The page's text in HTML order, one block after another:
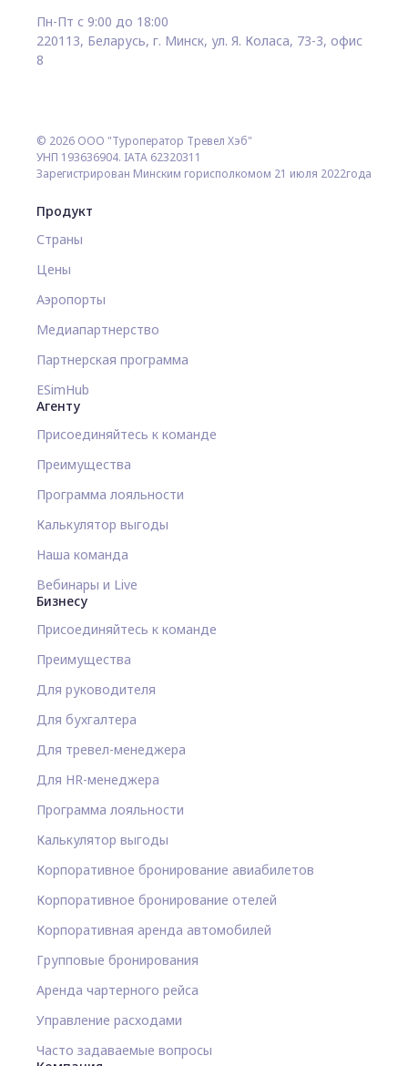
Пн-Пт с 9:00 до 18:00
220113, Беларусь, г. Минск, ул. Я. Коласа, 73-3, офис
8
© 2026 ООО "Туроператор Тревел Хэб"
УНП 193636904. IATA 62320311
Зарегистрирован Минским горисполкомом 21 июля 2022года
Продукт
Страны
Цены
Аэропорты
Медиапартнерство
Партнерская программа
ESimHub
Агенту
Присоединяйтесь к команде
Преимущества
Программа лояльности
Калькулятор выгоды
Наша команда
Вебинары и Live
Бизнесу
Присоединяйтесь к команде
Преимущества
Для руководителя
Для бухгалтера
Для тревел-менеджера
Для HR-менеджера
Программа лояльности
Калькулятор выгоды
Корпоративное бронирование авиабилетов
Корпоративное бронирование отелей
Корпоративная аренда автомобилей
Групповые бронирования
Аренда чартерного рейса
Управление расходами
Часто задаваемые вопросы